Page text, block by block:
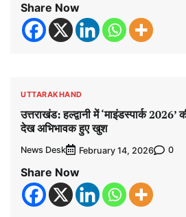
Share Now
UTTARAKHAND
उत्तराखंड: हल्द्वानी में ‘माइंडस्पार्क 2026’
देख अभिभावक हुए खुश
News Desk February 14, 2026 0
Share Now